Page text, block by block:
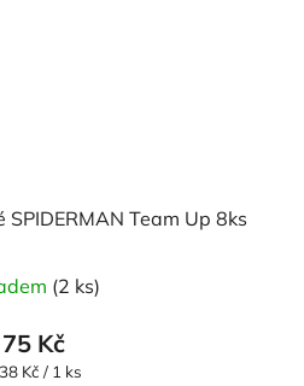
Team Up 8ks
(2 ks)
75 Kč
Kč / 1 ks